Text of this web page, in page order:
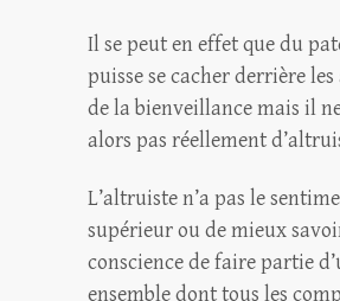
Il se peut en effet que du
puisse se cacher derrière
de la bienveillance mais il
alors pas réellement
L’altruiste n’a pas le
supérieur ou de mieux
conscience de faire partie
ensemble dont tous les